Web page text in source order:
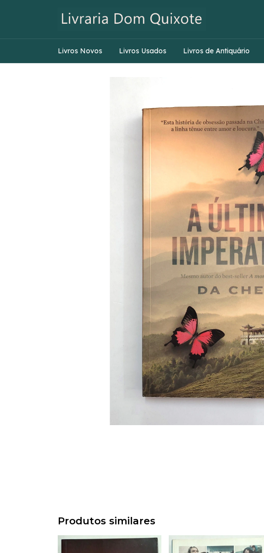
Livros Novos Livros Usados Livros de Antiquário
Produtos similares